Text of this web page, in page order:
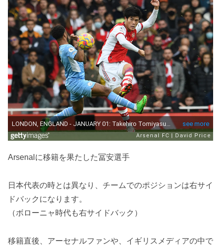
Arsenalに移籍を果たした冨安選手
日本代表の時とは異なり、チームでのポジションは右サイ
ドバックになります。
（ボローニャ時代も右サイドバック）
移籍直後、アーセナルファンや、イギリスメディアの中で